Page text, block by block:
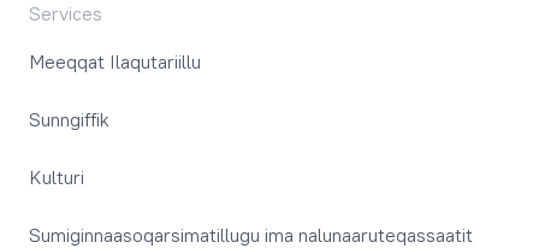
Services
Meeqqat Ilaqutariillu
Sunngiffik
Kulturi
Sumiginnaasoqarsimatillugu ima nalunaaruteqassaatit